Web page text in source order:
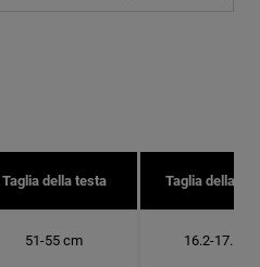
Taglia della testa Taglia della
51-55 cm 16.2-17.5